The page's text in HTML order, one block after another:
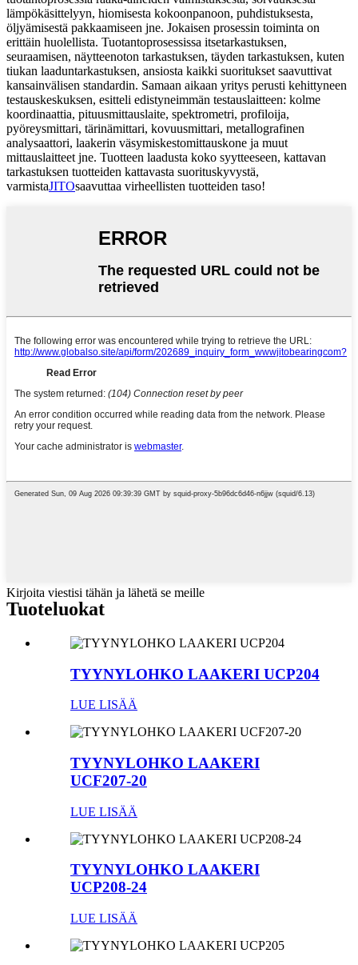
lämpökäsittelyyn, hiomisesta kokoonpanoon, puhdistuksesta,
öljyämisestä pakkaamiseen jne. Jokaisen prosessin toiminta on
erittäin huolellista. Tuotantoprosessissa itsetarkastuksen,
seuraamisen, näytteenoton tarkastuksen, täyden tarkastuksen, kuten
tiukan laaduntarkastuksen, ansiosta kaikki suoritukset saavuttivat
kansainvälisen standardin. Samaan aikaan yritys perusti kehittyneen
testauskeskuksen, esitteli edistyneimmän testauslaitteen: kolme
koordinaattia, pituusmittauslaite, spektrometri, profiloija,
pyöreysmittari, tärinämittari, kovuusmittari, metallografinen
analysaattori, laakerin väsymiskestomittauskone ja muut
mittauslaitteet jne. Tuotteen laadusta koko syytteeseen, kattavan
tarkastuksen tuotteiden kattavasta suorituskyvystä,
varmistaJITOsaavuttaa virheellisten tuotteiden taso!
Kirjoita viestisi tähän ja lähetä se meille
Tuoteluokat
TYYNYLOHKO LAAKERI UCP204
LUE LISÄÄ
TYYNYLOHKO LAAKERI
UCF207-20
LUE LISÄÄ
TYYNYLOHKO LAAKERI
UCP208-24
LUE LISÄÄ